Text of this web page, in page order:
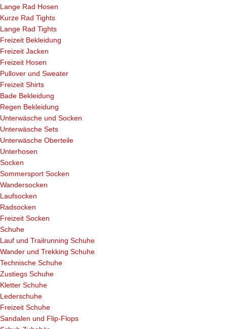
Lange Rad Hosen
Kurze Rad Tights
Lange Rad Tights
Freizeit Bekleidung
Freizeit Jacken
Freizeit Hosen
Pullover und Sweater
Freizeit Shirts
Bade Bekleidung
Regen Bekleidung
Unterwäsche und Socken
Unterwäsche Sets
Unterwäsche Oberteile
Unterhosen
Socken
Sommersport Socken
Wandersocken
Laufsocken
Radsocken
Freizeit Socken
Schuhe
Lauf und Trailrunning Schuhe
Wander und Trekking Schuhe
Technische Schuhe
Zustiegs Schuhe
Kletter Schuhe
Lederschuhe
Freizeit Schuhe
Sandalen und Flip-Flops